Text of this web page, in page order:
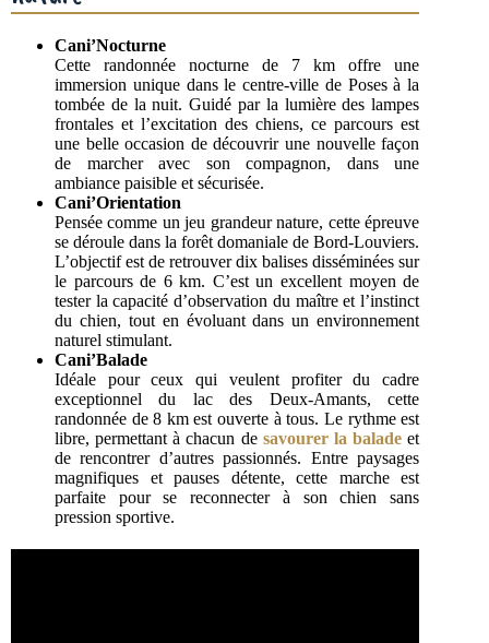
Cani’Nocturne
Cette randonnée nocturne de 7 km offre une
immersion unique dans le centre-ville de Poses à la
tombée de la nuit. Guidé par la lumière des lampes
frontales et l’excitation des chiens, ce parcours est
une belle occasion de découvrir une nouvelle façon
de marcher avec son compagnon, dans une
ambiance paisible et sécurisée.
Cani’Orientation
Pensée comme un jeu grandeur nature, cette épreuve
se déroule dans la forêt domaniale de Bord-Louviers.
L’objectif est de retrouver dix balises disséminées sur
le parcours de 6 km. C’est un excellent moyen de
tester la capacité d’observation du maître et l’instinct
du chien, tout en évoluant dans un environnement
naturel stimulant.
Cani’Balade
Idéale pour ceux qui veulent profiter du cadre
exceptionnel du lac des Deux-Amants, cette
randonnée de 8 km est ouverte à tous. Le rythme est
libre, permettant à chacun de savourer la balade et
de rencontrer d’autres passionnés. Entre paysages
magnifiques et pauses détente, cette marche est
parfaite pour se reconnecter à son chien sans
pression sportive.